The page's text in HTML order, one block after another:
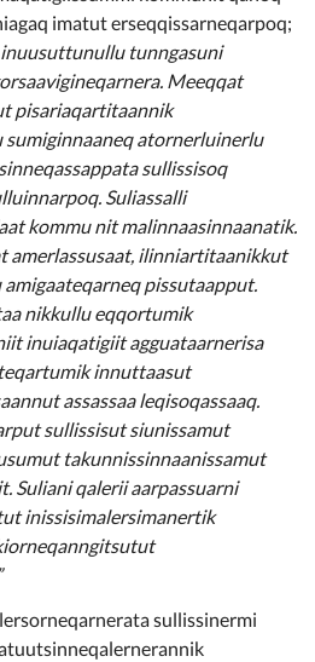
imatut erseqqissarneqarpoq;
tunngasuni
Meeqqat
pisariaqartitaannik
sumiginnaaneq atornerluinerlu
sullissisoq
Suliassalli
kommu nit malinnaasinnaanatik.
amerlassusaat, ilinniartitaanikkut
pissutaapput.
nikkullu eqqortumik
inuiaqatigiit agguataarnerisa
innuttaasut
assassaa leqisoqassaaq.
sullissisut siunissamut
takunnissinnaanissamut
Suliani qalerii aarpassuarni
inissisimalersimanertik
sullissinermi